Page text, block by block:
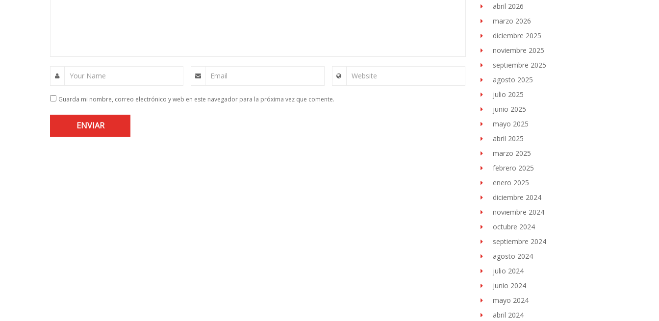
Your Name Email Website
Guarda mi nombre, correo electrónico y web en este navegador para la próxima vez que comente.
abril 2026
marzo 2026
diciembre 2025
noviembre 2025
septiembre 2025
agosto 2025
julio 2025
junio 2025
mayo 2025
abril 2025
marzo 2025
febrero 2025
enero 2025
diciembre 2024
noviembre 2024
octubre 2024
septiembre 2024
agosto 2024
julio 2024
junio 2024
mayo 2024
abril 2024